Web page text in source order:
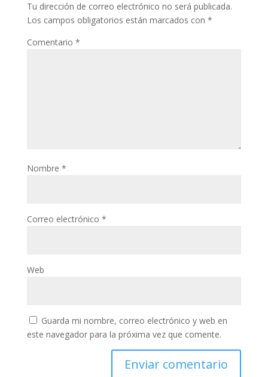
Tu dirección de correo electrónico no será publicada.
Los campos obligatorios están marcados con *
Comentario *
Nombre *
Correo electrónico *
Web
Guarda mi nombre, correo electrónico y web en
este navegador para la próxima vez que comente.